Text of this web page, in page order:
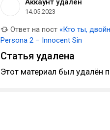
Аккаунт удален
14.05.2023
Ответ на пост «Кто ты,
Persona 2 – Innocent Sin
Статья удалена
Этот материал был удалён